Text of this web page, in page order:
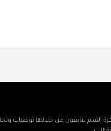
القدم تتابعون من خلالها توقعات